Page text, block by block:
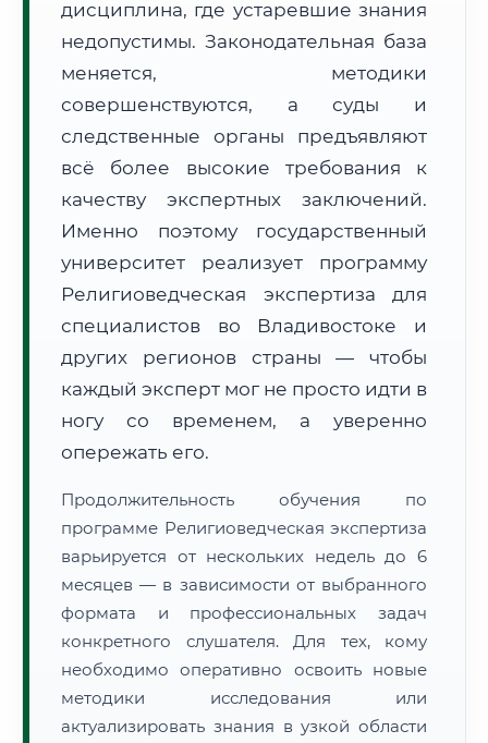
Формат учебы:
Дистанционно
🗺️ Зона обслуживания: г. Владивосток
• Маршрут транзита: ~3 714 км
📜 Документы и аккредитация ФИС ФРДО
🔍 Нажмите на документ для увеличения и просмотра
дисциплина, где устаревшие знания
недопустимы. Законодательная база
меняется, методики
совершенствуются, а суды и
следственные органы предъявляют
всё более высокие требования к
качеству экспертных заключений.
Именно поэтому государственный
университет реализует программу
Религиоведческая экспертиза для
специалистов во Владивостоке и
других регионов страны — чтобы
каждый эксперт мог не просто идти в
ногу со временем, а уверенно
опережать его.
Продолжительность обучения по
программе Религиоведческая экспертиза
варьируется от нескольких недель до 6
месяцев — в зависимости от выбранного
формата и профессиональных задач
конкретного слушателя. Для тех, кому
необходимо оперативно освоить новые
методики исследования или
актуализировать знания в узкой области